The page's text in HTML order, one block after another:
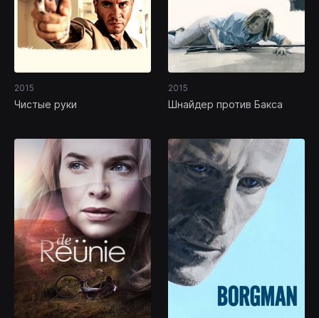
2015
Чистые руки
2015
Шнайдер против Бакса